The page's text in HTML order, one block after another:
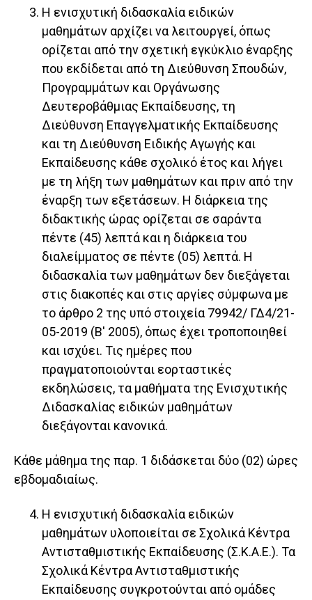
Η ενισχυτική διδασκαλία ειδικών
μαθημάτων αρχίζει να λειτουργεί, όπως
ορίζεται από την σχετική εγκύκλιο έναρξης
που εκδίδεται από τη Διεύθυνση Σπουδών,
Προγραμμάτων και Οργάνωσης
Δευτεροβάθμιας Εκπαίδευσης, τη
Διεύθυνση Επαγγελματικής Εκπαίδευσης
και τη Διεύθυνση Ειδικής Αγωγής και
Εκπαίδευσης κάθε σχολικό έτος και λήγει
με τη λήξη των μαθημάτων και πριν από την
έναρξη των εξετάσεων. Η διάρκεια της
διδακτικής ώρας ορίζεται σε σαράντα
πέντε (45) λεπτά και η διάρκεια του
διαλείμματος σε πέντε (05) λεπτά. Η
διδασκαλία των μαθημάτων δεν διεξάγεται
στις διακοπές και στις αργίες σύμφωνα με
το άρθρο 2 της υπό στοιχεία 79942/ ΓΔ4/21-
05-2019 (Β' 2005), όπως έχει τροποποιηθεί
και ισχύει. Τις ημέρες που
πραγματοποιούνται εορταστικές
εκδηλώσεις, τα μαθήματα της Ενισχυτικής
Διδασκαλίας ειδικών μαθημάτων
διεξάγονται κανονικά.
Κάθε μάθημα της παρ. 1 διδάσκεται δύο (02) ώρες
εβδομαδιαίως.
Η ενισχυτική διδασκαλία ειδικών
μαθημάτων υλοποιείται σε Σχολικά Κέντρα
Αντισταθμιστικής Εκπαίδευσης (Σ.Κ.Α.Ε.). Τα
Σχολικά Κέντρα Αντισταθμιστικής
Εκπαίδευσης συγκροτούνται από ομάδες